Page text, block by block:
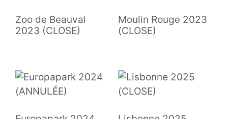
Zoo de Beauval
2023 (CLOSE)
Moulin Rouge 2023
(CLOSE)